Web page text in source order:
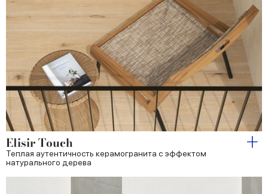
Elisir Touch
Теплая аутентичность керамогранита с эффектом
натурального дерева